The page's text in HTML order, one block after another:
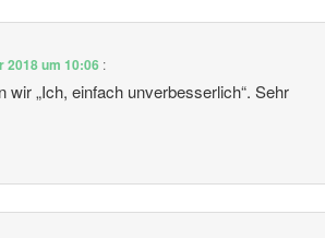
2018 um 10:06 :
„Ich, einfach unverbesserlich“. Sehr